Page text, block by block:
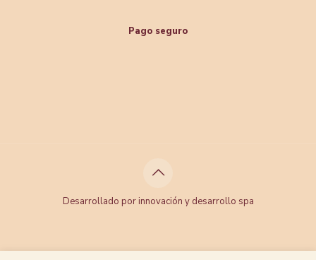
Pago seguro
Desarrollado por innovación y desarrollo spa